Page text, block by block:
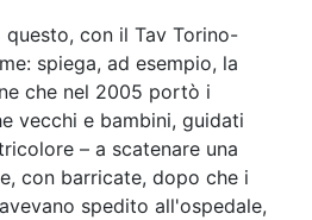
con il Tav Torino-
spiega, ad esempio, la
che nel 2005 portò i
vecchi e bambini, guidati
– a scatenare una
con barricate, dopo che i
spedito all'ospedale,